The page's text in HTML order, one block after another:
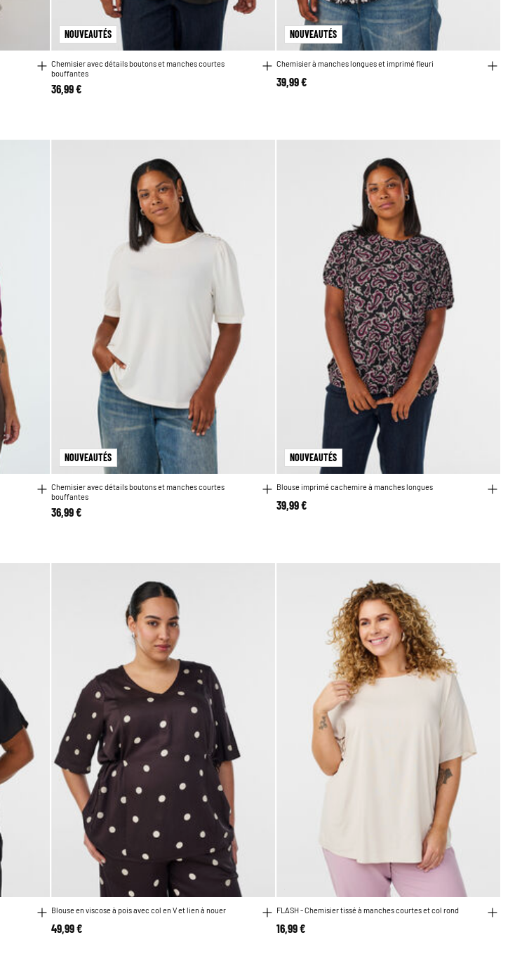
NOUVEAUTÉS
Chemisier avec détails boutons et manches courtes
bouffantes
36,99 €
NOUVEAUTÉS
Chemisier à manches longues et imprimé fleuri
39,99 €
NOUVEAUTÉS
Chemisier avec détails boutons et manches courtes
bouffantes
36,99 €
NOUVEAUTÉS
Blouse imprimé cachemire à manches longues
39,99 €
Blouse en viscose à pois avec col en V et lien à nouer
49,99 €
FLASH - Chemisier tissé à manches courtes et col rond
16,99 €